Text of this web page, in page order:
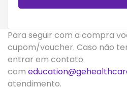
Para seguir com a compra
cupom/voucher. Caso não
entrar em contato
com
atendimento.